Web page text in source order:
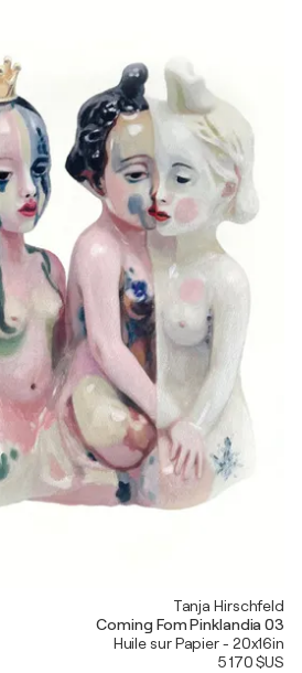
Tanja Hirschfeld
Coming Fom Pinklandia 03
Huile sur Papier - 20x16in
5 170 $US